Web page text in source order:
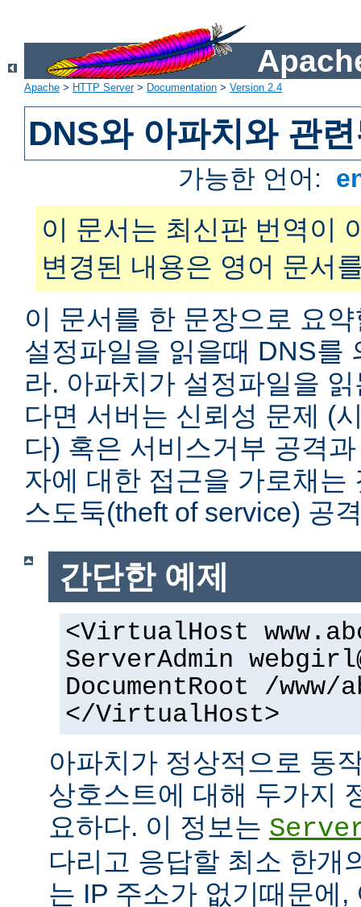
Apache > HTTP Server> Documentation > Version 2.4
DNS와 아파치와 관
가능한 언어:
이 문서는 최신판 번역이
변경된 내용은 영어 문서
이 문서를 한 문장으로 요
설정파일을 읽을때 DNS를
라. 아파치가 설정파일을
다면 서버는 신뢰성 문제 (
다) 혹은 서비스거부 공격
자에 대한 접근을 가로채는
스도둑(theft of service) 공
간단한 예제
<VirtualHost
ServerAdmin
DocumentRoot /www/
</VirtualHost>
아파치가 정상적으로 동
상호스트에 대해 두가지
요하다. 이 정보는
다리고 응답할 최소 한개
는 IP 주소가 없기때문에